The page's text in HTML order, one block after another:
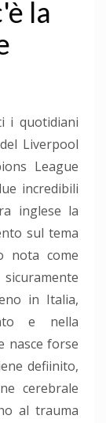
la
i quotidiani
Liverpool
League
incredibili
inglese la
sul tema
nota come
in Italia,
e nella
nasce forse
defiinito,
cerebrale
al trauma